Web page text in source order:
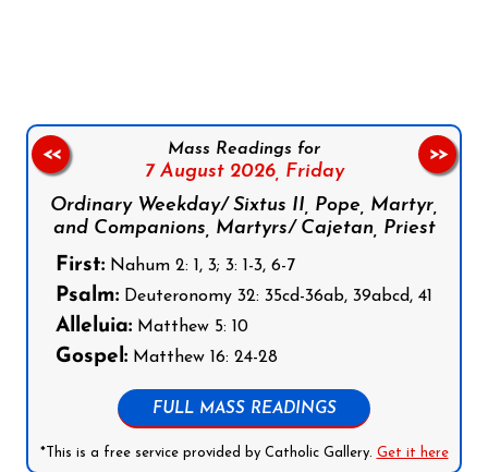
Mass Readings for
7 August 2026, Friday
Ordinary Weekday/ Sixtus II, Pope, Martyr,
and Companions, Martyrs/ Cajetan, Priest
First: Nahum 2: 1, 3; 3: 1-3, 6-7
Psalm: Deuteronomy 32: 35cd-36ab, 39abcd, 41
Alleluia: Matthew 5: 10
Gospel: Matthew 16: 24-28
FULL MASS READINGS
*This is a free service provided by Catholic Gallery. Get it here
<< >>